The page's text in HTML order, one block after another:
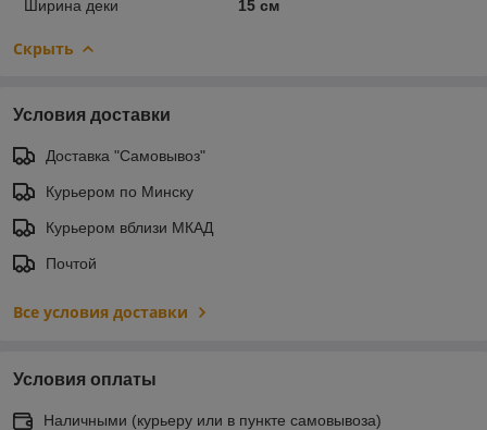
Ширина деки 15 см
Скрыть
Условия доставки
Доставка "Самовывоз"
Курьером по Минску
Курьером вблизи МКАД
Почтой
Все условия доставки
Условия оплаты
Наличными (курьеру или в пункте самовывоза)